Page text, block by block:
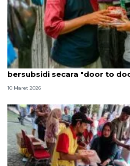
Artha Graha Peduli lanjutkan
bersubsidi secara "door to
10 Maret 2026